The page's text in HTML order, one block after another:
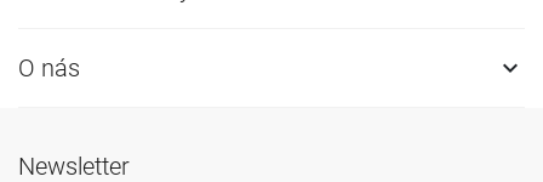
O nás 
Newsletter